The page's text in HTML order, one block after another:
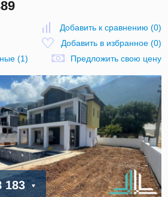
Добавить к сравнению (0)
Добавить в избранное(0)
(1)
Предложить свою цену
183